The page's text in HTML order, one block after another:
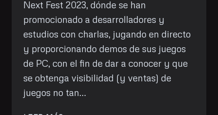
Next Fest 2023, dónde se han
promocionado a desarrolladores y
estudios con charlas, jugando en directo
y proporcionando demos de sus juegos
de PC, con el fin de dar a conocer y que
se obtenga visibilidad (y ventas) de
juegos no tan…